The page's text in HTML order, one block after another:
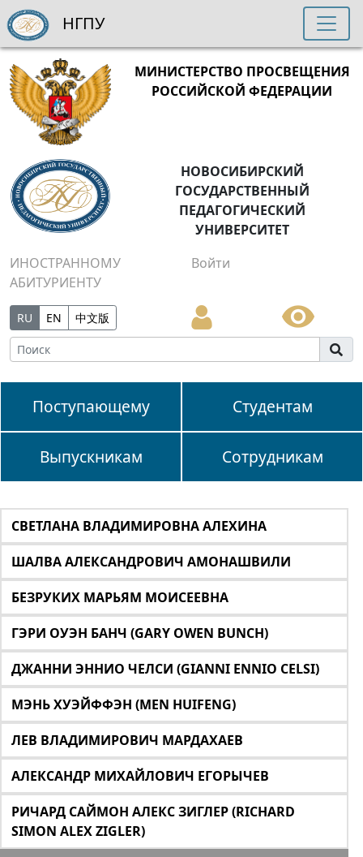
МИНИСТЕРСТВО ПРОСВЕЩЕНИЯ
РОССИЙСКОЙ ФЕДЕРАЦИИ
НОВОСИБИРСКИЙ
ГОСУДАРСТВЕННЫЙ
ПЕДАГОГИЧЕСКИЙ
УНИВЕРСИТЕТ
ИНОСТРАННОМУ
АБИТУРИЕНТУ
Войти
RU EN 中文版
Поступающему Студентам
Выпускникам Сотрудникам
НГПУ
СВЕТЛАНА ВЛАДИМИРОВНА АЛЕХИНА
ШАЛВА АЛЕКСАНДРОВИЧ АМОНАШВИЛИ
БЕЗРУКИХ МАРЬЯМ МОИСЕЕВНА
ГЭРИ ОУЭН БАНЧ (GARY OWEN BUNCH)
ДЖАННИ ЭННИО ЧЕЛСИ (GIANNI ENNIO CELSI)
МЭНЬ ХУЭЙФФЭН (MEN HUIFENG)
ЛЕВ ВЛАДИМИРОВИЧ МАРДАХАЕВ
АЛЕКСАНДР МИХАЙЛОВИЧ ЕГОРЫЧЕВ
РИЧАРД САЙМОН АЛЕКС ЗИГЛЕР (RICHARD
SIMON ALEX ZIGLER)